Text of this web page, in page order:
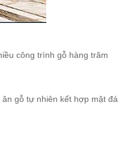
công trình gỗ hàng trăm
gỗ tự nhiên kết hợp mặt đá